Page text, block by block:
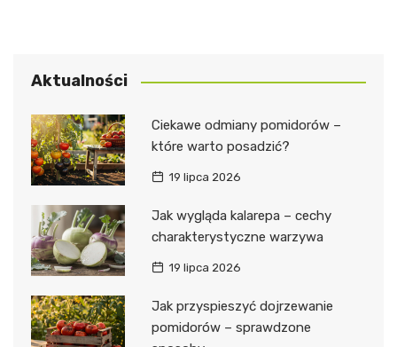
Aktualności
Ciekawe odmiany pomidorów –
które warto posadzić?
19 lipca 2026
Jak wygląda kalarepa – cechy
charakterystyczne warzywa
19 lipca 2026
Jak przyspieszyć dojrzewanie
pomidorów – sprawdzone